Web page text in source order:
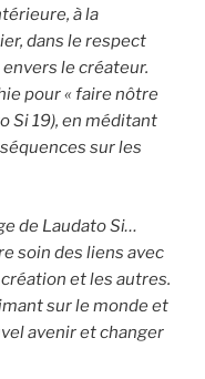
à la
dans le respect
le créateur.
pour « faire nôtre
Si 19), en méditant
sur les
de Laudato Si…
soin des liens avec
et les autres.
sur le monde et
avenir et changer